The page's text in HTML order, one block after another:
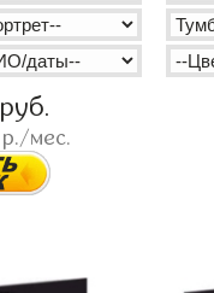
руб.
р./мес.